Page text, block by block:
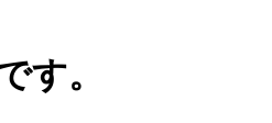
す。